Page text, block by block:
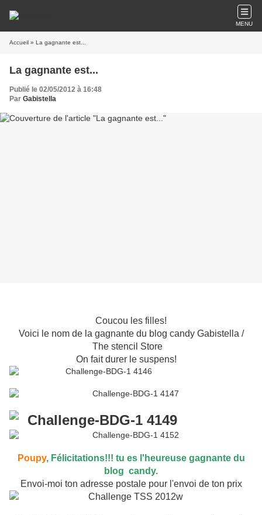
MENU
Accueil » La gagnante est...
La gagnante est...
Publié le 02/05/2012 à 16:48
Par Gabistella
Coucou les filles!
Voici le nom de la gagnante du blog candy Gabistella /
The stencil Store
On fait durer le suspens!
Poupy, Félicitations!!! tu es l'heureuse gagnante du
blog candy.
Envoi-moi ton adresse postale pour l'envoi de ton prix